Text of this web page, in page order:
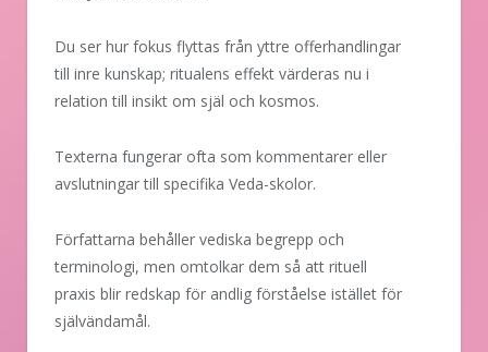
Du ser hur fokus flyttas från yttre offerhandlingar
till inre kunskap; ritualens effekt värderas nu i
relation till insikt om själ och kosmos.
Texterna fungerar ofta som kommentarer eller
avslutningar till specifika Veda-skolor.
Författarna behåller vediska begrepp och
terminologi, men omtolkar dem så att rituell
praxis blir redskap för andlig förståelse istället för
självändamål.